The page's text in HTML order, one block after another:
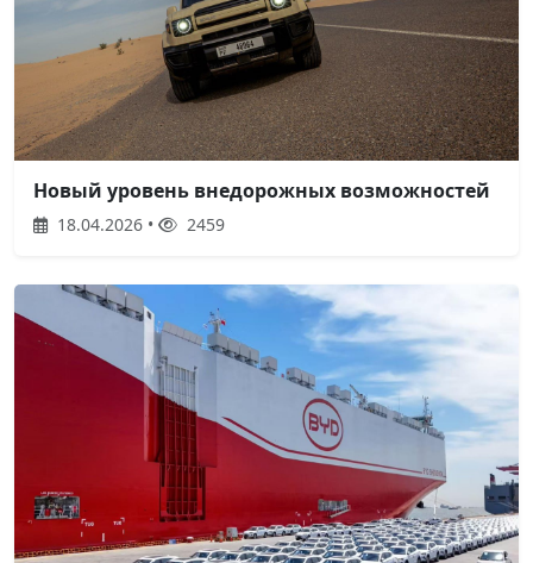
Новый уровень внедорожных возможностей
18.04.2026 • 2459